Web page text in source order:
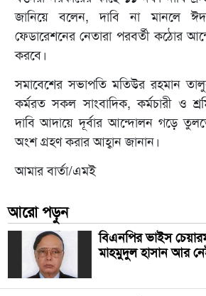
জানিয়ে বলেন, দাবি না মানলে
ফেডারেশনের নেতারা পরবর্তী কঠোর
করবে।
সমাবেশের সভাপতি মতিউর রহমান
কর্মরত সকল সাংবাদিক, কর্মচারী ও
দাবি আদায়ে দূর্বার আন্দোলন গড়ে
অংশ গ্রহণ করার আহ্বান জানান।
আমার বার্তা/এমই
আরো পড়ুন
বিএনপির ভাইস
মাহমুদুল হাসান আর